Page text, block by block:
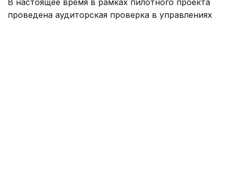
В настоящее время в рамках пилотного проекта
проведена аудиторская проверка в управлениях